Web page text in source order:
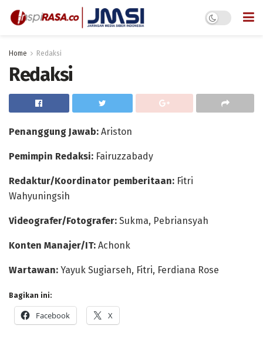
Home Redaksi
Redaksi
Penanggung Jawab: Ariston
Pemimpin Redaksi: Fairuzzabady
Redaktur/Koordinator pemberitaan: Fitri
Wahyuningsih
Videografer/Fotografer: Sukma, Pebriansyah
Konten Manajer/IT: Achonk
Wartawan: Yayuk Sugiarseh, Fitri, Ferdiana Rose
Bagikan ini:
Facebook X